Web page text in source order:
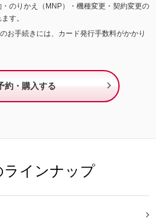
・のりかえ（MNP）・機種変更・契約変更の
す。
お手続きには、カード発行手数料がかかり
約・購入する 
ラインナップ
